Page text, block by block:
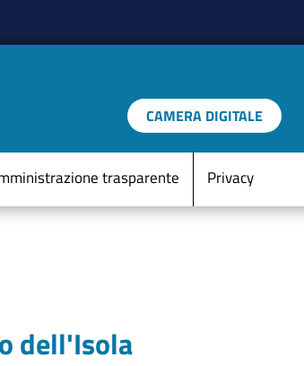
CAMERA DIGITALE
Menu Statico
trasparente Privacy
dell'Isola